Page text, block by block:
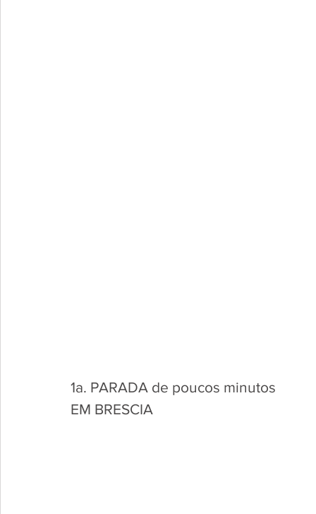
1a. PARADA de poucos minutos
EM BRESCIA